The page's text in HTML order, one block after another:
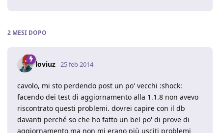
2 MESI DOPO
loviuz 25 feb 2014
cavolo, mi sto perdendo post un po' vecchi :shock:
facendo dei test di aggiornamento alla 1.1.8 non avevo
riscontrato questi problemi. dovrei capire con il db
davanti perché so che ho fatto un bel po' di prove di
aggiornamento ma non mi erano più usciti problemi